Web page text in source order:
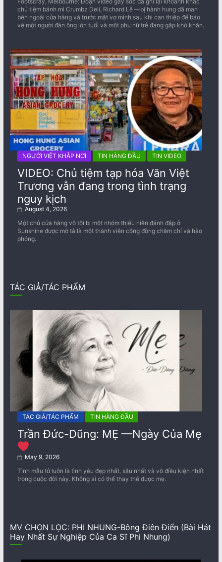
chủ tiệm bánh mì Crumbz Deli, Richard Lê —bị hành hung dã man
bên ngoài cửa hàng và trước mặt vợ mình sau khi can thiệp để bảo
vệ một người đàn ông lớn tuổi và một phụ nữ trẻ đang gặp khó khăn.
NGƯỜI VIỆT KHẮP NƠI TIN HÀNG ĐẦU TIN VIDEO
VIDEO: Chủ tiệm tạp hóa Văn Việt
Trương vẫn đang trong tình trạng
nguy kịch
August 4, 2026
Một chủ cửa hàng vô tội bị một nhóm thiếu niên đánh đập ở
Sunshine được mô tả là một thành viên cộng đồng chăm chỉ và hào
phóng.
TÁC GIẢ/TÁC PHẨM
TÁC GIẢ/TÁC PHẨM TIN HÀNG ĐẦU
Trần Đức-Dũng: MẸ —Ngày Của Mẹ
May 9, 2026
Tình mẫu tử luôn là tình yêu đẹp nhất, sâu nhất và vô điều kiện nhất
trong cuộc đời này. Không ai có thể thay thế được mẹ.
MV CHỌN LỌC: PHI NHUNG-Bông Điên Điển (Bài Hát
Hay Nhất Sự Nghiệp Của Ca Sĩ Phi Nhung)